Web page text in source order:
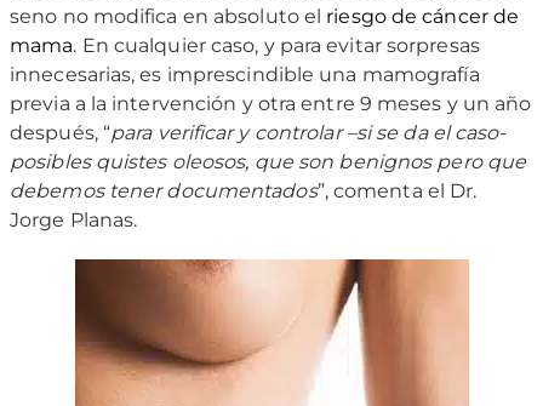
seno no modifica en absoluto el riesgo de cáncer de
mama. En cualquier caso, y para evitar sorpresas
innecesarias, es imprescindible una mamografía
previa a la intervención y otra entre 9 meses y un año
después, “para verificar y controlar –si se da el caso-
posibles quistes oleosos, que son benignos pero que
debemos tener documentados”, comenta el Dr.
Jorge Planas.